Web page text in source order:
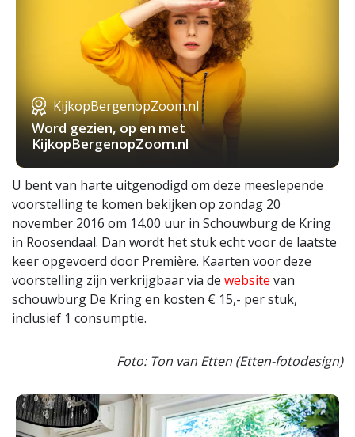
KijkopBergenopZoom.nl
Word gezien, op en met
KijkopBergenopZoom.nl
U bent van harte uitgenodigd om deze meeslepende
voorstelling te komen bekijken op zondag 20
november 2016 om 14.00 uur in Schouwburg de Kring
in Roosendaal. Dan wordt het stuk echt voor de laatste
keer opgevoerd door Première. Kaarten voor deze
voorstelling zijn verkrijgbaar via de website van
schouwburg De Kring en kosten € 15,- per stuk,
inclusief 1 consumptie.
Foto: Ton van Etten (Etten-fotodesign)